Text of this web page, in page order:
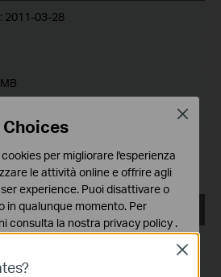
2011-03-28
Close
per migliorare l'esperienza
le attività online e offrire agli
experience. Puoi disattivare o
in qualunque momento. Per
consulta la nostra privacy policy .
per il corretto
Close